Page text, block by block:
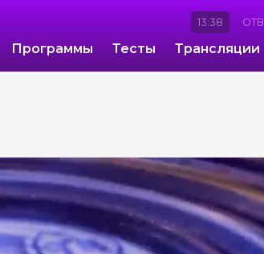
13:38 ОТВ
Программы Тесты Трансляции